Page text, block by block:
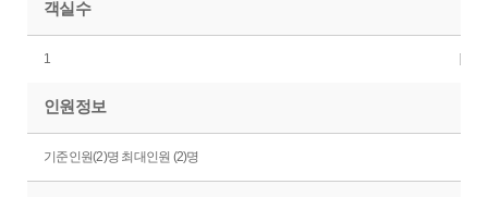
객실수
1
인원정보
기준인원(2)명 최대인원 (2)명